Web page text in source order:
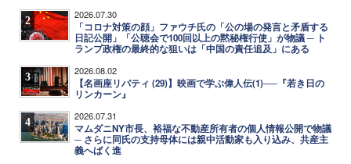
2 2026.07.30
「コロナ対策の顔」ファウチ氏の「公の場の発言と矛盾する
日記公開」「公聴会で100回以上の黙秘権行使」が物議 ─ ト
ランプ政権の最終的な狙いは「中国の責任追及」にある
3 2026.08.02
【名画座リバティ (29)】映画で学ぶ偉人伝(1)──『若き日の
リンカーン』
4 2026.07.31
マムダニNY市長、裕福な不動産所有者の個人情報公開で物議
─ さらに同氏の支持母体には親中活動家も入り込み、共産主
義へばく進